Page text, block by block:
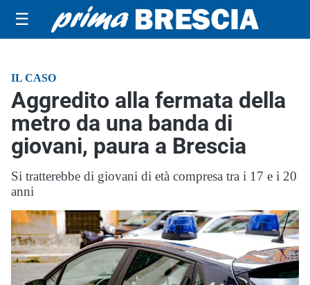
☰
IL CASO
Aggredito alla fermata della
metro da una banda di
giovani, paura a Brescia
Si tratterebbe di giovani di età compresa tra i 17 e i 20
anni